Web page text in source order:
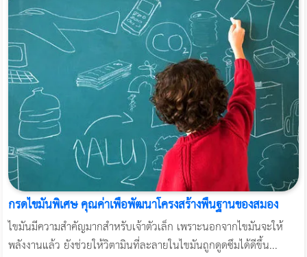
กรดไขมันพิเศษ คุณค่าเพื่อพัฒนาโครงสร้างพื้นฐานของสมอง
ไขมันมีความสำคัญมากสำหรับเจ้าตัวเล็ก เพราะนอกจากไขมันจะให้
พลังงานแล้ว ยังช่วยให้วิตามินที่ละลายในไขมันถูกดูดซึมได้ดีขึ้น...